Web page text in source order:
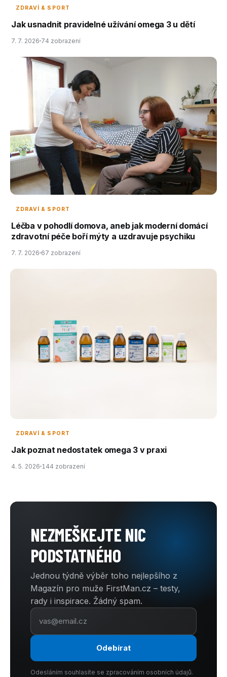
ZDRAVÍ & SPORT
Jak usnadnit pravidelné užívání omega 3 u dětí
7. 7. 2026 74 zobrazení
ZDRAVÍ & SPORT
Léčba v pohodlí domova, aneb jak moderní domácí
zdravotní péče boří mýty a uzdravuje psychiku
7. 7. 2026 67 zobrazení
ZDRAVÍ & SPORT
Jak poznat nedostatek omega 3 v praxi
4. 5. 2026 144 zobrazení
NEZMEŠKEJTE NIC
PODSTATNÉHO
Jednou týdně výběr toho nejlepšího z
Magazín pro muže FirstMan.cz – testy,
rady i inspirace. Žádný spam.
Odebírat
Odesláním souhlasíte se zpracováním osobních údajů.